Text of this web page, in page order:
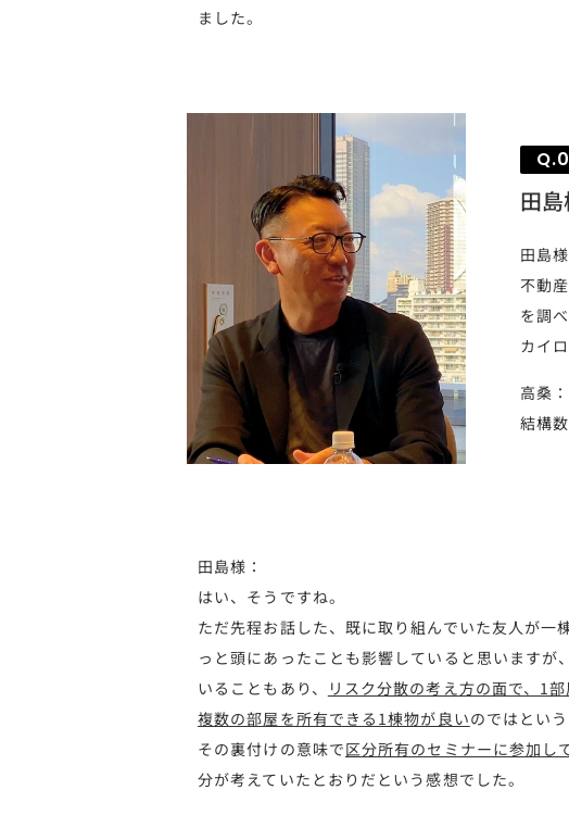
ました。
田
田島様
不動
を調
カイ
高桑：
結構
田島様：
はい、そうですね。
ただ先程お話した、既に取り組んでいた友人が一
っと頭にあったことも影響していると思いますが
いることもあり、
リスク分散の考え方の面で、1
複数の部屋を所有できる1棟物が良いのではとい
その裏付けの意味で区分所有のセミナーに参加し
分が考えていたとおりだという感想でした。